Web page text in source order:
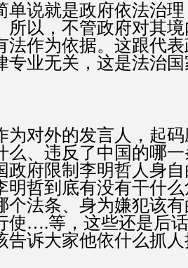
单说就是政府依法治
所以，不管政府对其
法作为依据。这跟代
专业无关，这是法治
为对外的发言人，起
么、违反了中国的哪
政府限制李明哲人身
明哲到底有没有干什
个法条、身为嫌犯该
使….等，这些还是后
告诉大家他依什么抓